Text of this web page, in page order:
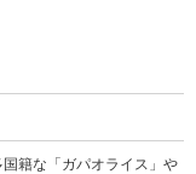
籍な「ガパオライス」や